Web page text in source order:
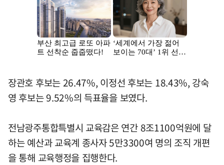
장관호 후보는 26.47%, 이정선 후보는 18.43%, 강숙
영 후보는 9.52%의 득표율을 보였다.
전남광주통합특별시 교육감은 연간 8조1100억원에 달
하는 예산과 교육계 종사자 5만3300여 명의 조직 개편
을 통해 교육행정을 집행한다.